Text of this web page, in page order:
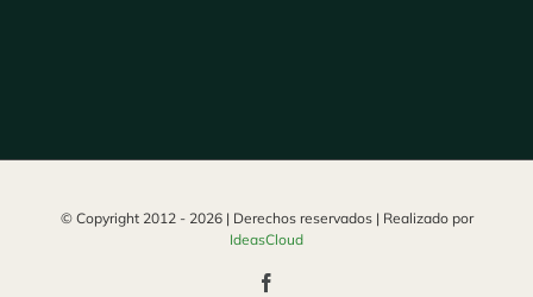
© Copyright 2012 - 2026 | Derechos reservados | Realizado por
IdeasCloud